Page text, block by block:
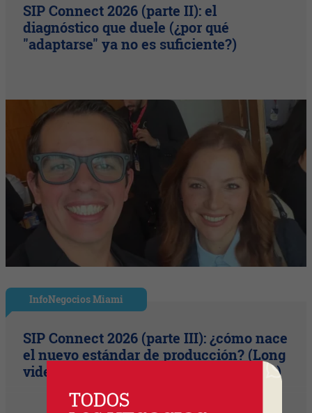
SIP Connect 2026 (parte II): el
diagnóstico que duele (¿por qué
"adaptarse" ya no es suficiente?)
InfoNegocios Miami
SIP Connect 2026 (parte III): ¿cómo nace
el nuevo estándar de producción? (Long
video + Tik Tok + multi cross + eventos)